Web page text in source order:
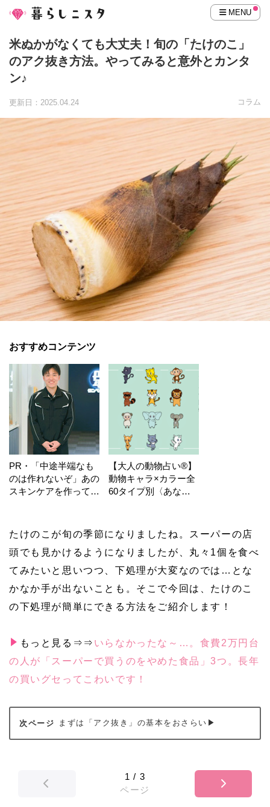
MENU
米ぬかがなくても大丈夫！旬の「たけのこ」
のアク抜き方法。やってみると意外とカンタ
ン♪
更新日：2025.04.24 コラム
おすすめコンテンツ
PR・「中途半端なも
のは作れないぞ」あの
スキンケアを作ってい
【大人の動物占い®】
動物キャラ×カラー全
60タイプ別〈あなた
たけのこが旬の季節になりましたね。スーパーの店
頭でも見かけるようになりましたが、丸々1個を食べ
てみたいと思いつつ、下処理が大変なのでは…とな
かなか手が出ないことも。そこで今回は、たけのこ
の下処理が簡単にできる方法をご紹介します！
もっと見る⇒⇒ いらなかったな～…。食費2万円台
の人が「スーパーで買うのをやめた食品」3つ。長年
の買いグセってこわいです！
まずは「アク抜き」の基本をおさらい▶
1 / 3
ページ